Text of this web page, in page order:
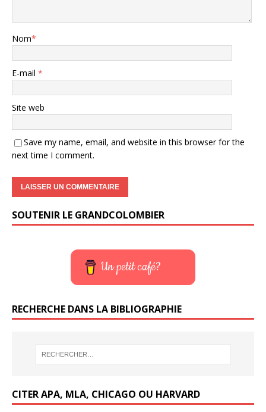
Nom*
E-mail *
Site web
Save my name, email, and website in this browser for the
next time I comment.
SOUTENIR LE GRANDCOLOMBIER
Un petit café?
RECHERCHE DANS LA BIBLIOGRAPHIE
CITER APA, MLA, CHICAGO OU HARVARD